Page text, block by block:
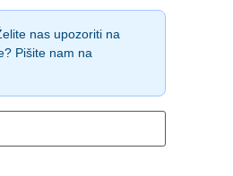
nas upozoriti na
Pišite nam na